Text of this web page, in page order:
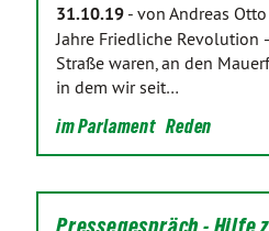
31.10.19 - von Andreas Otto
Jahre Friedliche Revolution
Straße waren, an den
in dem wir seit…
im Parlament Reden